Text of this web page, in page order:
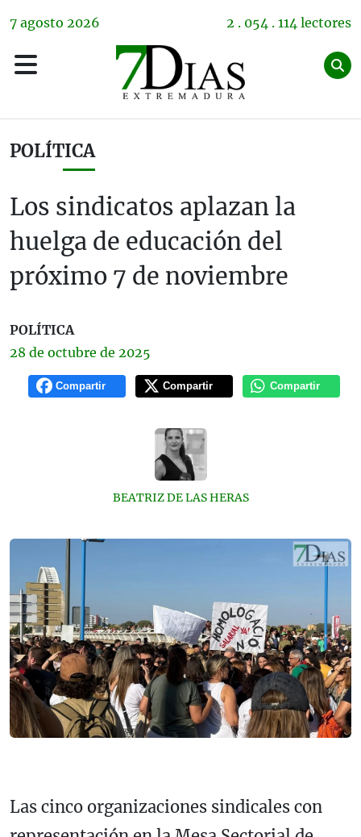
7 agosto 2026 2 . 054 . 114 lectores
POLÍTICA
Los sindicatos aplazan la
huelga de educación del
próximo 7 de noviembre
POLÍTICA
28 de octubre de 2025
Compartir Compartir Compartir
BEATRIZ DE LAS HERAS
Las cinco organizaciones sindicales con